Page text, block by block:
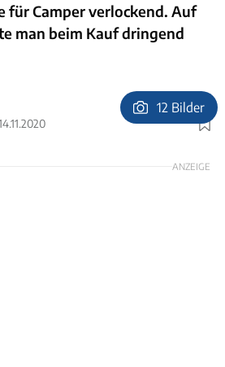
für Camper verlockend. Auf
man beim Kauf dringend
Foto: Christian Becker
12 Bilder
ANZEIGE